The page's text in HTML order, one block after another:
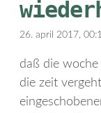
26. april 2017,
daß die
die zeit